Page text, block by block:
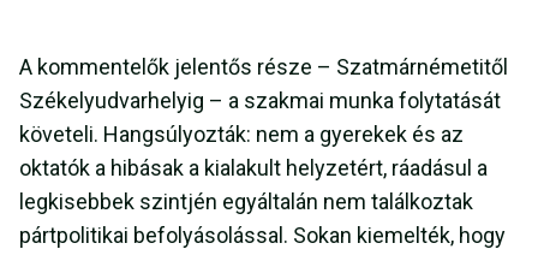
A kommentelők jelentős része – Szatmárnémetitől
Székelyudvarhelyig – a szakmai munka folytatását
követeli. Hangsúlyozták: nem a gyerekek és az
oktatók a hibásak a kialakult helyzetért, ráadásul a
legkisebbek szintjén egyáltalán nem találkoztak
pártpolitikai befolyásolással. Sokan kiemelték, hogy